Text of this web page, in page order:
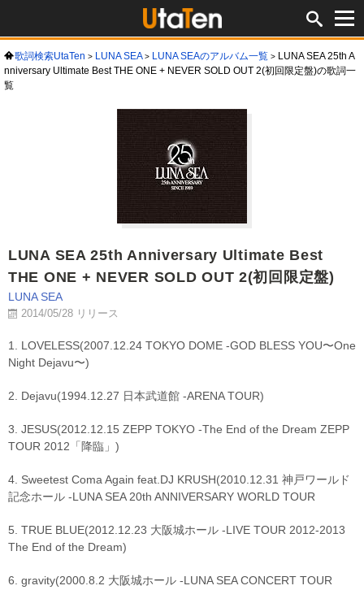
歌詞検索UtaTen LUNA SEA LUNA SEAのアルバム一覧
LUNA SEA 25th A
nniversary Ultimate Best THE ONE + NEVER SOLD OUT 2(初回限定盤)の歌詞一
覧
LUNA SEA 25th Anniversary Ultimate Best
THE ONE + NEVER SOLD OUT 2(初回限定盤)
LUNA SEA
2014/05/28 リリース
1. LOVELESS(2007.12.24 TOKYO DOME -GOD BLESS YOU〜One
Night Dejavu〜)
2. Dejavu(1994.12.27 日本武道館 -ARENA TOUR)
3. JESUS(2012.12.15 ZEPP TOKYO -The End of the Dream ZEPP
TOUR 2012「降臨」)
4. Sweetest Coma Again feat.DJ KRUSH(2010.12.31 神戸ワールド
記念ホール -LUNA SEA 20th ANNIVERSARY WORLD TOUR
5. TRUE BLUE(2012.12.23 大阪城ホール -LIVE TOUR 2012-2013
The End of the Dream)
6. gravity(2000.8.2 大阪城ホール -LUNA SEA CONCERT TOUR